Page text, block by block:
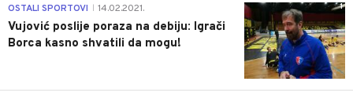
1
OSTALI SPORTOVI 14.02.2021.
Vujović poslije poraza na debiju: Igrači
Borca kasno shvatili da mogu!